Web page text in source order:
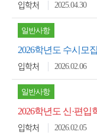
입학처 2025.04.30
일반사항
입학처 2026.02.06
일반사항
2026학년도 신·편
입학처 2026.02.05